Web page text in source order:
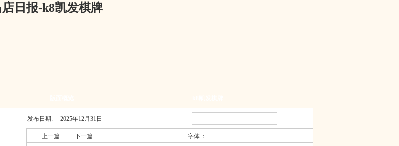
日报-k8凯发棋牌
发布日期: 2025年12月31日
上一篇 下一篇 字体：